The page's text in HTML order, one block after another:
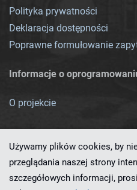
Polityka prywatności
Deklaracja dostępności
Poprawne formułowanie
Informacje o
O projekcie
Używamy plików cookies, by
przeglądania naszej strony
szczegółowych informacji,